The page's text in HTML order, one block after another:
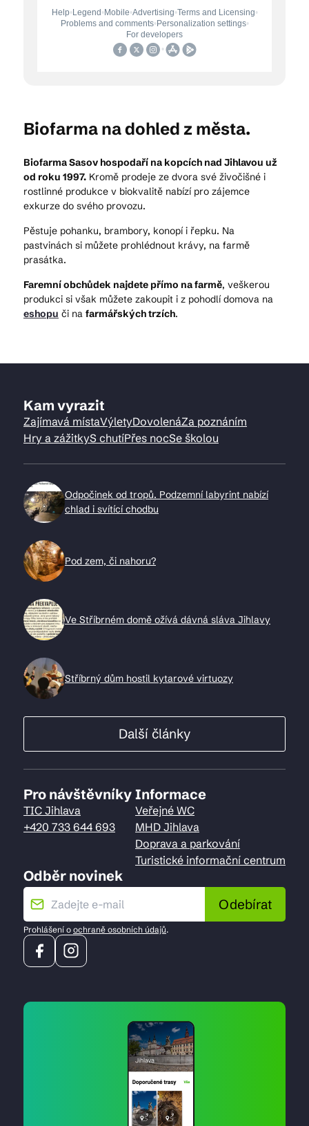
Biofarma na dohled z města.
Biofarma Sasov hospodaří na kopcích nad Jihlavou už
od roku 1997. Kromě prodeje ze dvora své živočišné i
rostlinné produkce v biokvalitě nabízí pro zájemce
exkurze do svého provozu.
Pěstuje pohanku, brambory, konopí i řepku. Na
pastvinách si můžete prohlédnout krávy, na farmě
prasátka.
Faremní obchůdek najdete přímo na farmě, veškerou
produkci si však můžete zakoupit i z pohodlí domova na
eshopu či na farmářských trzích.
Kam vyrazit
Zajímavá místaVýletyDovolenáZa poznáním
Hry a zážitkyS chutíPřes nocSe školou
Odpočinek od tropů. Podzemní labyrint nabízí
chlad i svítící chodbu
Pod zem, či nahoru?
Ve Stříbrném domě ožívá dávná sláva Jihlavy
Stříbrný dům hostil kytarové virtuozy
Další články
Pro návštěvníky
TIC Jihlava
+420 733 644 693
Informace
Veřejné WC
MHD Jihlava
Doprava a parkování
Turistické informační centrum
Odběr novinek
Odebírat
Prohlášení o ochraně osobních údajů.